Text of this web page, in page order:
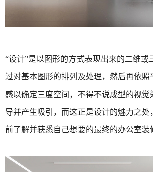
“设计”是以图形的方式表现出来的二维或
过对基本图形的排列及处理，然后再依照
感以确定三度空间，不得不说成型的视觉
导并产生吸引，而这正是设计的魅力之处
前了解并获悉自己想要的最终的办公室装